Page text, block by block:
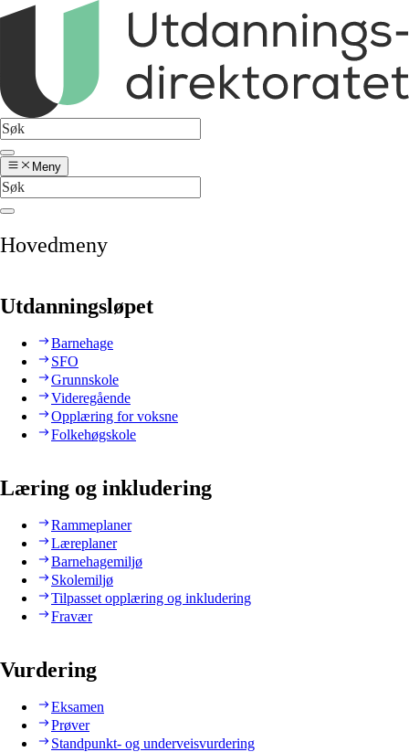
Meny
Hovedmeny
Utdanningsløpet
Barnehage
SFO
Grunnskole
Videregående
Opplæring for voksne
Folkehøgskole
Læring og inkludering
Rammeplaner
Læreplaner
Barnehagemiljø
Skolemiljø
Tilpasset opplæring og inkludering
Fravær
Vurdering
Eksamen
Prøver
Standpunkt- og underveisvurdering